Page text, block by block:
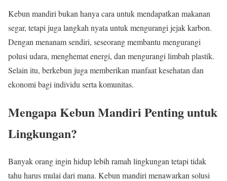
Kebun mandiri bukan hanya cara untuk mendapatkan makanan
segar, tetapi juga langkah nyata untuk mengurangi jejak karbon.
Dengan menanam sendiri, seseorang membantu mengurangi
polusi udara, menghemat energi, dan mengurangi limbah plastik.
Selain itu, berkebun juga memberikan manfaat kesehatan dan
ekonomi bagi individu serta komunitas.
Mengapa Kebun Mandiri Penting untuk
Lingkungan?
Banyak orang ingin hidup lebih ramah lingkungan tetapi tidak
tahu harus mulai dari mana. Kebun mandiri menawarkan solusi